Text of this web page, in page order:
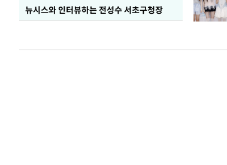
뉴시스와 인터뷰하는 전성수 서초구청장